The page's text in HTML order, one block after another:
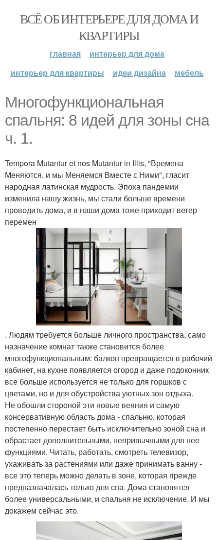
ВСЁ ОБ ИНТЕРЬЕРЕ ДЛЯ ДОМА И
КВАРТИРЫ
главная
интерьер для дома
интерьер для квартиры
идеи дизайна мебель
Многофункциональная
спальня: 8 идей для зоны сна
ч. 1.
Tempora Mutantur et nos Mutantur in Illis, "Времена
Меняются, и мы Меняемся Вместе с Ними", гласит
народная латинская мудрость. Эпоха пандемии
изменила нашу жизнь, мы стали больше времени
проводить дома, и в наши дома тоже приходит ветер
перемен
. Людям требуется больше личного пространства, само
назначение комнат также становится более
многофункциональным: балкон превращается в рабочий
кабинет, на кухне появляется огород и даже подоконник
все больше используется не только для горшков с
цветами, но и для обустройства уютных зон отдыха.
Не обошли стороной эти новые веяния и самую
консервативную область дома - спальню, которая
постепенно перестает быть исключительно зоной сна и
обрастает дополнительными, непривычными для нее
функциями. Читать, работать, смотреть телевизор,
ухаживать за растениями или даже принимать ванну -
все это теперь можно делать в зоне, которая прежде
предназначалась только для сна. Дома становятся
более универсальными, и спальня не исключение. И мы
докажем сейчас это.